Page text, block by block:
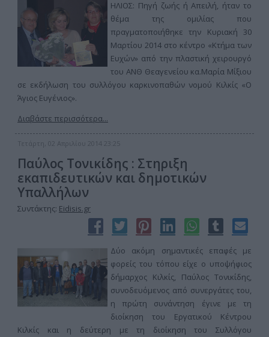
ΗΛΙΟΣ: Πηγή ζωής ή Απειλή, ήταν το
θέμα της ομιλίας που
πραγματοποιήθηκε την Κυριακή 30
Μαρτίου 2014 στο κέντρο «Κτήμα των
Ευχών» από την πλαστική χειρουργό
του ΑΝΘ Θεαγενείου κα.Μαρία Μίξιου
σε εκδήλωση του συλλόγου καρκινοπαθών νομού Κιλκίς «Ο
Άγιος Ευγένιος».
Διαβάστε περισσότερα...
Τετάρτη, 02 Απριλίου 2014 23:25
Παύλος Τονικίδης : Στηριξη
εκαπιδευτικών και δημοτικών
Υπαλλήλων
Συντάκτης: Eidisis.gr
Δύο ακόμη σημαντικές επαφές με
φορείς του τόπου είχε ο υποψήφιος
δήμαρχος Κιλκίς, Παύλος Τονικίδης,
συνοδευόμενος από συνεργάτες του,
η πρώτη συνάντηση έγινε με τη
διοίκηση του Εργατικού Κέντρου
Κιλκίς και η δεύτερη με τη διοίκηση του Συλλόγου